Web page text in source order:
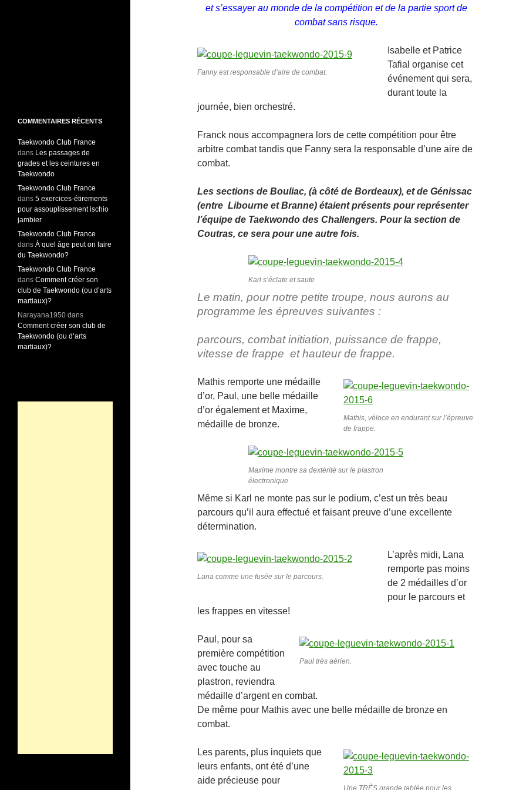
et s’essayer au monde de la compétition et de la partie sport de
combat sans risque.
Fanny est responsable d’aire de combat.
Isabelle et Patrice
Tafial organise cet
événement qui sera,
durant toute la
journée, bien orchestré.
Franck nous accompagnera lors de cette compétition pour être
arbitre combat tandis que Fanny sera la responsable d’une aire de
combat.
Les sections de Bouliac, (à côté de Bordeaux), et de Génissac
(entre Libourne et Branne) étaient présents pour représenter
l’équipe de Taekwondo des Challengers. Pour la section de
Coutras, ce sera pour une autre fois.
Karl s’éclate et saute
Le matin, pour notre petite troupe, nous aurons au
programme les épreuves suivantes :
parcours, combat initiation, puissance de frappe,
vitesse de frappe et hauteur de frappe.
Mathis, véloce en endurant sur l’épreuve
de frappe.
Mathis remporte une médaille
d’or, Paul, une belle médaille
d’or également et Maxime,
médaille de bronze.
Maxime montre sa dextérité sur le plastron
électronique
Même si Karl ne monte pas sur le podium, c’est un très beau
parcours qu’il aura effectué et faisant preuve d’une excellente
détermination.
Lana comme une fusée sur le parcours.
L’après midi, Lana
remporte pas moins
de 2 médailles d’or
pour le parcours et
les frappes en vitesse!
Paul très aérien.
Paul, pour sa
première compétition
avec touche au
plastron, reviendra
médaille d’argent en combat.
De même pour Mathis avec une belle médaille de bronze en
combat.
Une TRÈS grande tablée pour les
Les parents, plus inquiets que
leurs enfants, ont été d’une
aide précieuse pour
COMMENTAIRES RÉCENTS
Taekwondo Club France
dans Les passages de
grades et les ceintures en
Taekwondo
Taekwondo Club France
dans 5 exercices-étirements
pour assouplissement ischio
jambier
Taekwondo Club France
dans À quel âge peut on faire
du Taekwondo?
Taekwondo Club France
dans Comment créer son
club de Taekwondo (ou d’arts
martiaux)?
Narayana1950 dans
Comment créer son club de
Taekwondo (ou d’arts
martiaux)?